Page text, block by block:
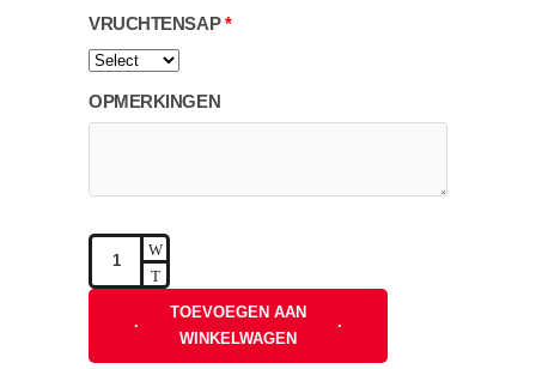
VRUCHTENSAP
OPMERKINGEN
Lunchbox
TOEVOEGEN AAN
WINKELWAGEN